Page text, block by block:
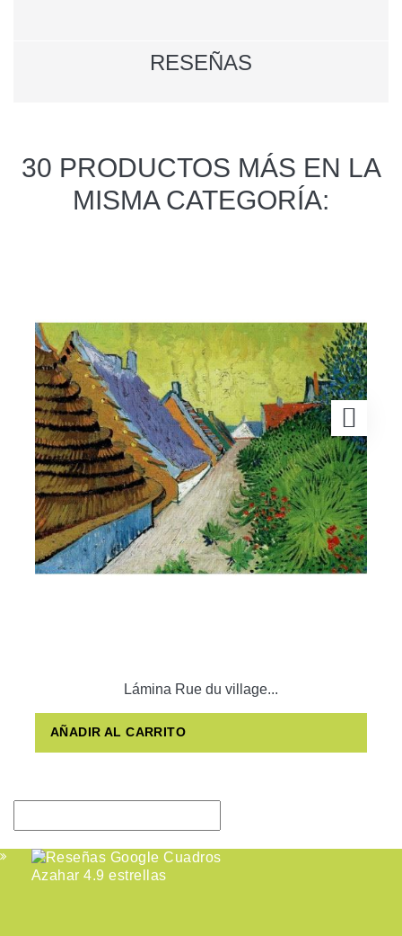
RESEÑAS
30 PRODUCTOS MÁS EN LA
MISMA CATEGORÍA:
Lámina Rue du village...
AÑADIR AL CARRITO